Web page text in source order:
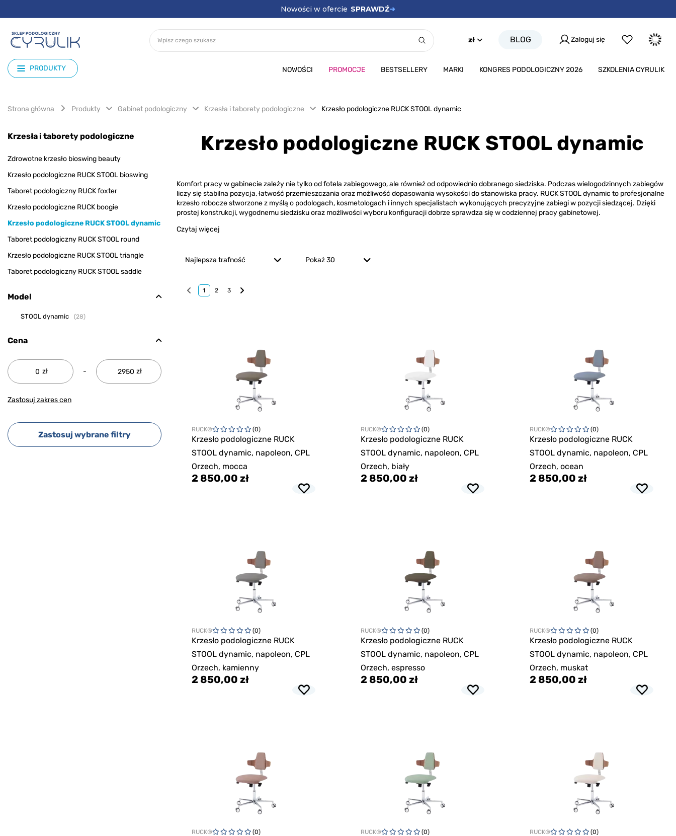
Promocje SPRAWDŹ➜
zł BLOG Zaloguj się
PRODUKTY NOWOŚCI PROMOCJE BESTSELLERY MARKI KONGRES PODOLOGICZNY 2026 SZKOLENIA CYRULIK
Strona główna Produkty Gabinet podologiczny Krzesła i taborety podologiczne Krzesło podologiczne RUCK STOOL dynamic
Krzesła i taborety podologiczne
Zdrowotne krzesło bioswing beauty
Krzesło podologiczne RUCK STOOL bioswing
Taboret podologiczny RUCK foxter
Krzesło podologiczne RUCK boogie
Krzesło podologiczne RUCK STOOL dynamic
Taboret podologiczny RUCK STOOL round
Krzesło podologiczne RUCK STOOL triangle
Taboret podologiczny RUCK STOOL saddle
Model
STOOL dynamic 28
Cena
zł - zł
Zastosuj zakres cen
Zastosuj wybrane filtry
Krzesło podologiczne RUCK STOOL dynamic
Komfort pracy w gabinecie zależy nie tylko od fotela zabiegowego, ale również od odpowiednio dobranego siedziska. Podczas wielogodzinnych zabiegów
liczy się stabilna pozycja, łatwość przemieszczania oraz możliwość dopasowania wysokości do stanowiska pracy. RUCK STOOL dynamic to profesjonalne
krzesło robocze stworzone z myślą o podologach, kosmetologach i innych specjalistach wykonujących precyzyjne zabiegi w pozycji siedzącej. Dzięki
prostej konstrukcji, wygodnemu siedzisku oraz możliwości wyboru konfiguracji dobrze sprawdza się w codziennej pracy gabinetowej.
Czytaj więcej
Najlepsza trafność Pokaż 30
1 2 3
RUCK® (0)
Krzesło podologiczne RUCK
STOOL dynamic, napoleon, CPL
Orzech, mocca
2 850,00 zł
RUCK® (0)
Krzesło podologiczne RUCK
STOOL dynamic, napoleon, CPL
Orzech, biały
2 850,00 zł
RUCK® (0)
Krzesło podologiczne RUCK
STOOL dynamic, napoleon, CPL
Orzech, ocean
2 850,00 zł
RUCK® (0)
Krzesło podologiczne RUCK
STOOL dynamic, napoleon, CPL
Orzech, kamienny
2 850,00 zł
RUCK® (0)
Krzesło podologiczne RUCK
STOOL dynamic, napoleon, CPL
Orzech, espresso
2 850,00 zł
RUCK® (0)
Krzesło podologiczne RUCK
STOOL dynamic, napoleon, CPL
Orzech, muskat
2 850,00 zł
RUCK® (0) RUCK® (0) RUCK® (0)